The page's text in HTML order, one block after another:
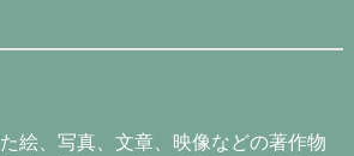
絵、写真、文章、映像などの著作物